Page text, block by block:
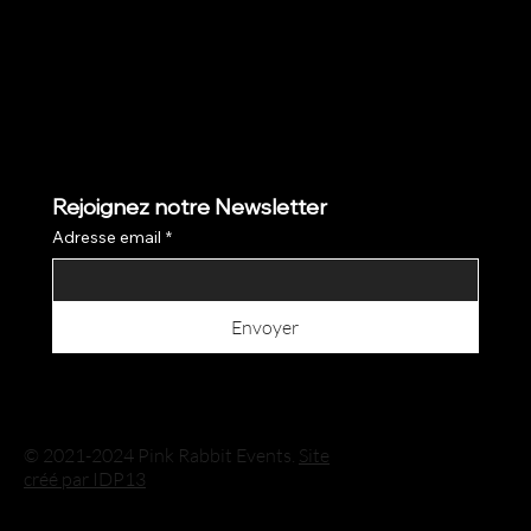
Rejoignez notre Newsletter
Adresse email *
Envoyer
© 2021-2024 Pink Rabbit Events. Site
créé par IDP13